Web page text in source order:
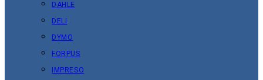
DAHLE
DELI
DYMO
FORPUS
IMPRESO